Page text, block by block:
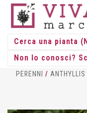
PERENNI / ANTHYLLIS